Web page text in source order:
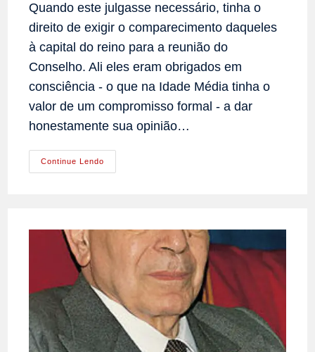
Quando este julgasse necessário, tinha o
direito de exigir o comparecimento daqueles
à capital do reino para a reunião do
Conselho. Ali eles eram obrigados em
consciência - o que na Idade Média tinha o
valor de um compromisso formal - a dar
honestamente sua opinião…
Continue Lendo
Tipo